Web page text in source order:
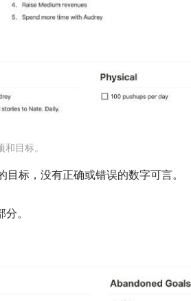
目标。
标，没有正确或错误的数字可言。
。